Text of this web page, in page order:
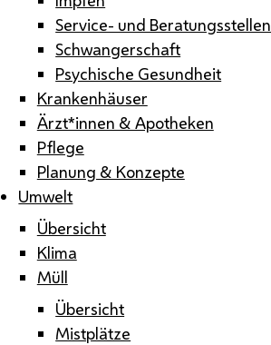
Service- und Beratungsstellen
Schwangerschaft
Psychische Gesundheit
Krankenhäuser
Ärzt*innen & Apotheken
Pflege
Planung & Konzepte
Umwelt
Übersicht
Klima
Müll
Übersicht
Mistplätze